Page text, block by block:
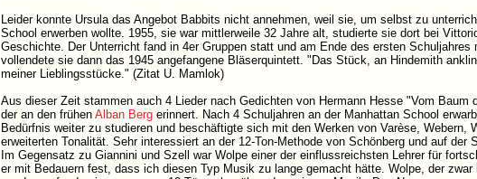
Leider konnte Ursula das Angebot Babbits nicht annehmen, weil sie, um selbst zu
School erwerben wollte. 1955, sie war mittlerweile 32 Jahre alt, studierte sie dort bei
Geschichte. Der Unterricht fand in 4er Gruppen statt und am Ende des ersten
vollendete sie dann das 1945 angefangene Bläserquintett. "Das Stück, an Hindemith
meiner Lieblingsstücke." (Zitat U. Mamlok)
Aus dieser Zeit stammen auch 4 Lieder nach Gedichten von Hermann Hesse "Vom
der an den frühen Alban Berg erinnert. Nach 4 Schuljahren an der Manhattan School
Bedürfnis weiter zu studieren und beschäftigte sich mit den Werken von Varèse,
erweiterten Tonalität. Sehr interessiert an der 12-Ton-Methode von Schönberg und auf
Im Gegensatz zu Giannini und Szell war Wolpe einer der einflussreichsten Lehrer für
er mit Bedauern fest, dass ich diesen Typ Musik zu lange gemacht hätte. Wolpe, der